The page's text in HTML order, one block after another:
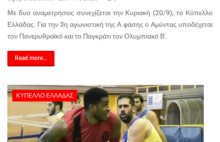
Με δυο αναμετρήσεις συνεχίζεται την Κυριακή (20/9), το Κύπελλο
Ελλάδας. Για την 3η αγωνιστική της Α φάσης ο Αμύντας υποδέχεται
τον Πανερυθραϊκό και το Παγκράτι τον Ολυμπιακό Β'.
Read more...
ΚΎΠΕΛΛΟ ΕΛΛΆΔΑΣ